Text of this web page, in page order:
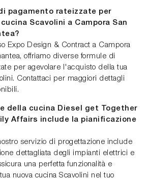
pagamento rateizzate per
Scavolini a Campora San
Expo Design & Contract a Campora
offriamo diverse formule di
per agevolare l'acquisto della tua
Contattaci per maggiori dettagli
della cucina Diesel get Together
Affairs include la pianificazione
servizio di progettazione include
dettagliata degli impianti elettrici e
una perfetta funzionalità e
nuova cucina Scavolini nel tuo